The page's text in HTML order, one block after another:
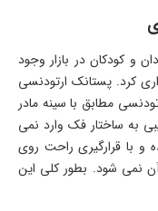
و کودکان در بازار وجود
کرد. پستانک ارتودنسی
مطابق با سینه مادر
به ساختار فک وارد نمی
و با قرارگیری راحت روی
نمی شود. بطور کلی این